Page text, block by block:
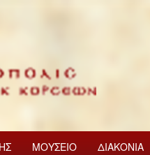
ΜΟΥΣΕΙΟ ΔΙΑΚΟΝΙΑ